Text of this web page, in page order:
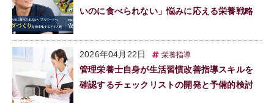
いのに食べられない」悩みに応える栄養戦略
2026年04月22日 栄養指導
管理栄養士自身が生活習慣改善指導スキルを
確認するチェックリストの開発と予備的検討